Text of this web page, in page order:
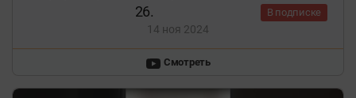
26.
В подписке
14 ноя 2024
Смотреть